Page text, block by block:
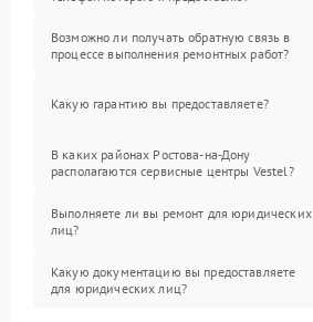
Возможно ли получать обратную связь в
процессе выполнения ремонтных работ?
Какую гарантию вы предоставляете?
В каких районах Ростова-на-Дону
располагаются сервисные центры Vestel?
Выполняете ли вы ремонт для юридических
лиц?
Какую документацию вы предоставляете
для юридических лиц?